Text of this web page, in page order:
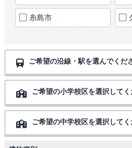
糸島市
ご希望の沿線・駅を選んでくだ
ご希望の小学校区を選択して
ご希望の中学校区を選択して